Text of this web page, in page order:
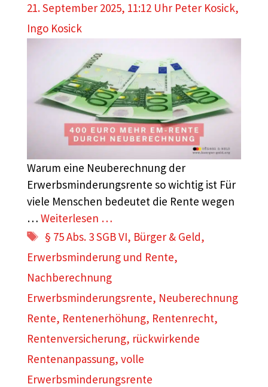
21. September 2025, 11:12 Uhr Peter Kosick,
Ingo Kosick
Warum eine Neuberechnung der
Erwerbsminderungsrente so wichtig ist Für
viele Menschen bedeutet die Rente wegen
… Weiterlesen …
Schlagwörter
§ 75 Abs. 3 SGB VI, Bürger & Geld,
Erwerbsminderung und Rente,
Nachberechnung
Erwerbsminderungsrente, Neuberechnung
Rente, Rentenerhöhung, Rentenrecht,
Rentenversicherung, rückwirkende
Rentenanpassung, volle
Erwerbsminderungsrente